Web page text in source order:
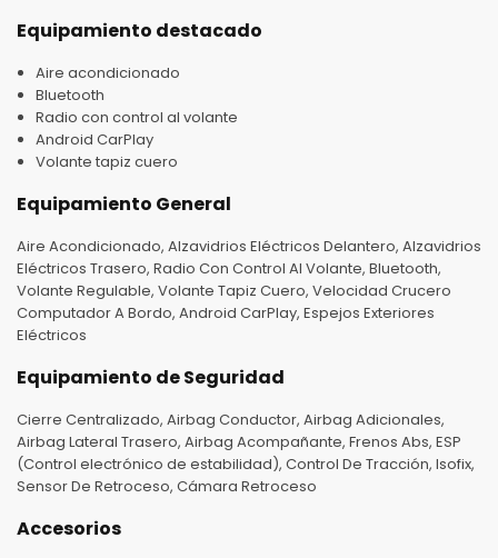
Equipamiento destacado
Aire acondicionado
Bluetooth
Radio con control al volante
Android CarPlay
Volante tapiz cuero
Equipamiento General
Aire Acondicionado, Alzavidrios Eléctricos Delantero, Alzavidrios
Eléctricos Trasero, Radio Con Control Al Volante, Bluetooth,
Volante Regulable, Volante Tapiz Cuero, Velocidad Crucero
Computador A Bordo, Android CarPlay, Espejos Exteriores
Eléctricos
Equipamiento de Seguridad
Cierre Centralizado, Airbag Conductor, Airbag Adicionales,
Airbag Lateral Trasero, Airbag Acompañante, Frenos Abs, ESP
(Control electrónico de estabilidad), Control De Tracción, Isofix,
Sensor De Retroceso, Cámara Retroceso
Accesorios